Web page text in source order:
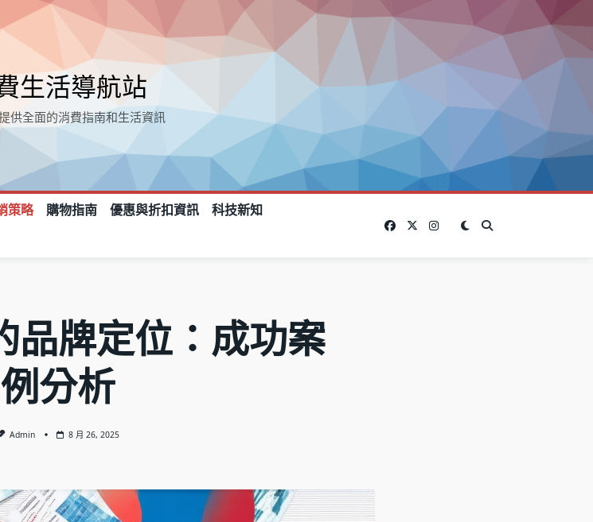
生活導航站
供全面的消費指南和生活資訊
策略 購物指南 優惠與折扣資訊
科技新知
品牌定位：成功案
例分析
Admin 8 月 26, 2025